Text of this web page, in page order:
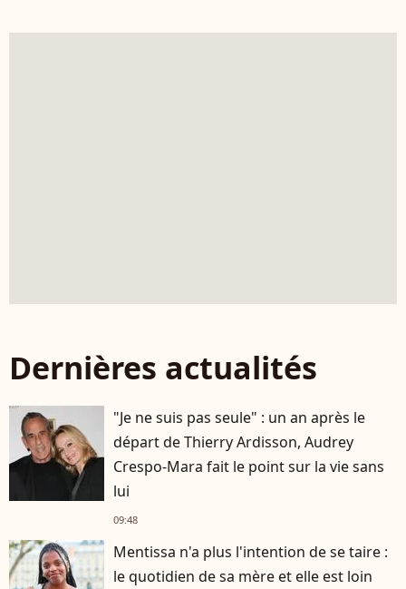
Dernières actualités
"Je ne suis pas seule" : un an après le
départ de Thierry Ardisson, Audrey
Crespo-Mara fait le point sur la vie sans
lui
09:48
Mentissa n'a plus l'intention de se taire :
le quotidien de sa mère et elle est loin